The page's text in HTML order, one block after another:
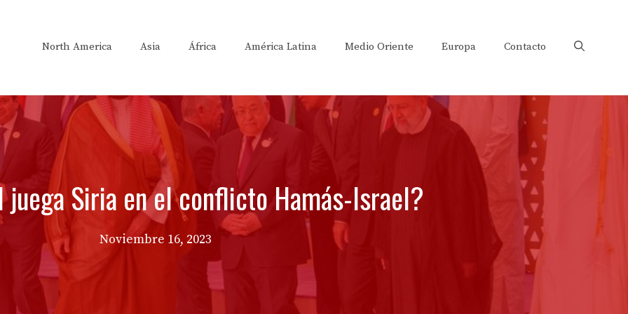
North America Asia África América Latina Medio Oriente Europa Contacto
juega Siria en el conflicto Hamás-Israel?
Noviembre 16, 2023